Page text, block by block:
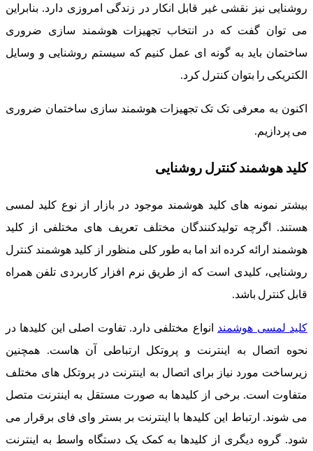
روشنایی نیز نقشی غیر قابل انکار در زندگی امروزی دارد. بنابراین
می توان گفت که در انتخاب تجهیزات هوشمند سازی ضروری
ساختمان باید به گونه ای عمل کنیم که سیستم روشنایی و وسایل
الکتریکی را بتوان کنترل کرد.
اکنون به معرفی تک تک تجهیزات هوشمند سازی ساختمان ضروری
می پردازیم.
کلید هوشمند کنترل روشنایی
بیشتر نمونه های کلید هوشمند موجود در بازار از نوع کلید لمسی
هستند. اگرچه تولیدکنندگان مختلف تعریف های مختلفی از کلید
هوشمند ارائه کرده اند اما به طور کلی منظور از کلید هوشمند کنترل
روشنایی، کلیدی است که از طریق نرم افزار کاربردی تلفن همراه
قابل کنترل باشد.
کلید لمسی هوشمند انواع مختلفی دارد. تفاوت اصلی این کلیدها در
نحوه اتصال به اینترنت و پروتکل ارتباطی آن هاست. همچنین
زیرساخت مورد نیاز برای اتصال به اینترنت در پروتکل های مختلف
متفاوت است. برخی از کلیدها به صورت مستقل به اینترنت متصل
می شوند. ارتباط این کلیدها با اینترنت بر بستر وای فای برقرار می
شود. گروه دیگری از کلیدها به کمک یک دستگاه واسط به اینترنت